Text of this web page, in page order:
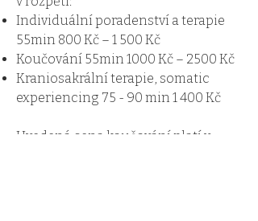
Individuální poradenství a terapie
55min 800 Kč – 1 500 Kč
Koučování 55min 1000 Kč – 2500 Kč
Kraniosakrální terapie, somatic
experiencing 75 - 90 min 1 400 Kč
Uvedená cena koučování platí v